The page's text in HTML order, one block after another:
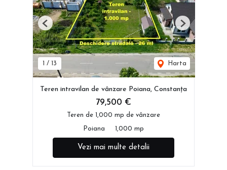
/ 13 Harta
Previous Next
Teren intravilan de vânzare Poiana, Constanța
79,500 €
Teren de 1,000 mp de vânzare
Poiana 1,000 mp
Vezi mai multe detalii